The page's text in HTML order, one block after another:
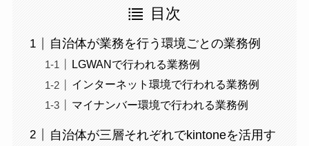
目次
自治体が業務を行う環境ごとの業務例
LGWANで行われる業務例
インターネット環境で行われる業務例
マイナンバー環境で行われる業務例
自治体が三層それぞれでkintoneを活用す